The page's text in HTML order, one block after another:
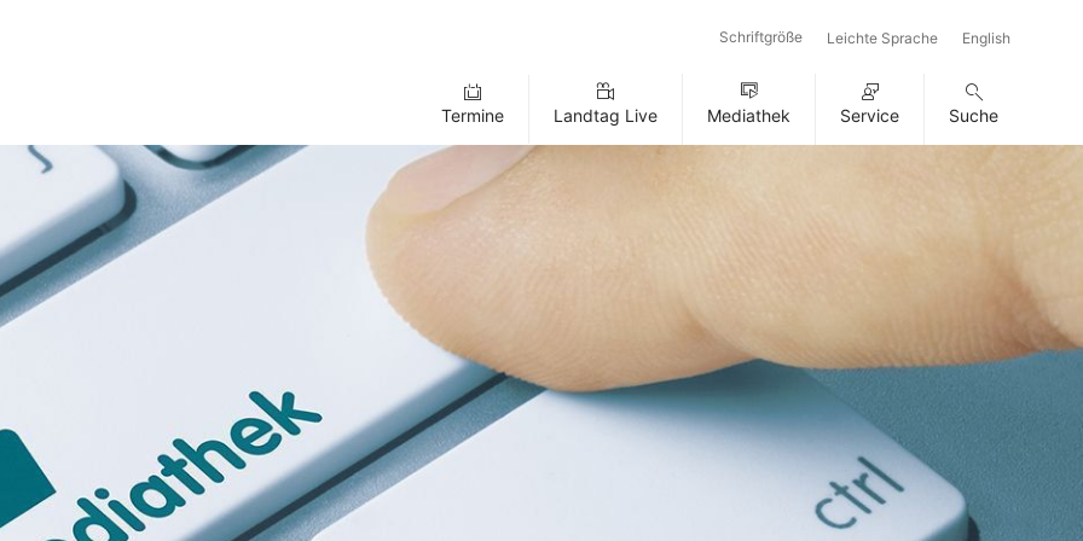
Schriftgröße Leichte Sprache English
Termine Landtag Live Mediathek Service Suche